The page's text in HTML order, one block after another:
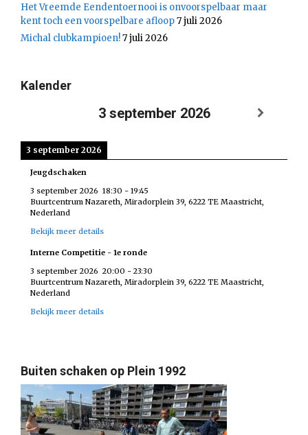
Het Vreemde Eendentoernooi is onvoorspelbaar maar
kent toch een voorspelbare afloop7 juli 2026
Michal clubkampioen!7 juli 2026
Kalender
3 september 2026
3 september 2026
Jeugdschaken
3 september 2026 18:30 - 19:45
Buurtcentrum Nazareth, Miradorplein 39, 6222 TE Maastricht,
Nederland
Bekijk meer details
Interne Competitie - 1e ronde
3 september 2026 20:00 - 23:30
Buurtcentrum Nazareth, Miradorplein 39, 6222 TE Maastricht,
Nederland
Bekijk meer details
Buiten schaken op Plein 1992